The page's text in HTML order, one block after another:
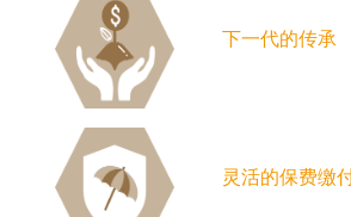
下一代的传承
灵活的保费缴